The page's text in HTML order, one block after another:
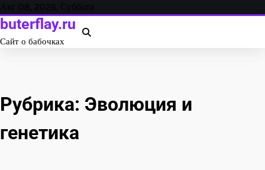
Перейти
к
Авг 08, 2026, Суббота
buterflay.ru
Сайт о бабочках
Рубрика: Эволюция и
генетика